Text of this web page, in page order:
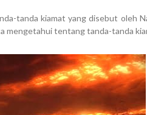
tanda kiamat yang disebut oleh
mengetahui tentang tanda-tanda